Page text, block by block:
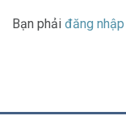
Bạn phải đăng nhập